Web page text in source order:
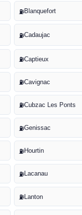
⛽Blanquefort
⛽Cadaujac
⛽Captieux
⛽Cavignac
⛽Cubzac Les Ponts
⛽Genissac
⛽Hourtin
⛽Lacanau
⛽Lanton